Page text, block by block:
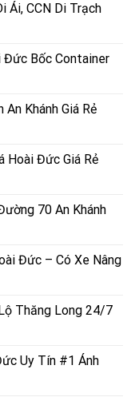
Ái, CCN Di Trạch
Đức Bốc Container
Khánh Giá Rẻ
Hoài Đức Giá Rẻ
70 An Khánh
Đức – Có Xe Nâng
Thăng Long 24/7
Uy Tín #1 Ánh